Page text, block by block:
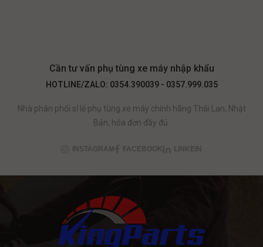
Cần tư vấn phụ tùng xe máy nhập khẩu
HOTLINE/ZALO: 0354.390039 - 0357.999.035
Nhà phân phối sỉ lẻ phụ tùng xe máy chính hãng Thái Lan, Nhật
Bản, hóa đơn đầy đủ.
INSTAGRAM FACEBOOK LINKEIN